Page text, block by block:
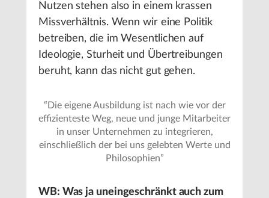
Nutzen stehen also in einem krassen
Missverhältnis. Wenn wir eine Politik
betreiben, die im Wesentlichen auf
Ideologie, Sturheit und Übertreibungen
beruht, kann das nicht gut gehen.
“ Die eigene Ausbildung ist nach wie vor der
effizienteste Weg, neue und junge Mitarbeiter
in unser Unternehmen zu integrieren,
einschließlich der bei uns gelebten Werte und
Philosophien”
WB: Was ja uneingeschränkt auch zum